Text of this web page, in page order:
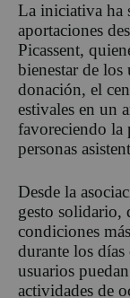
La iniciativa ha
aportaciones
Picassent,
bienestar de los
donación, el
estivales en un
favoreciendo la
personas
Desde la
gesto solidario,
condiciones
durante los
usuarios
actividades de